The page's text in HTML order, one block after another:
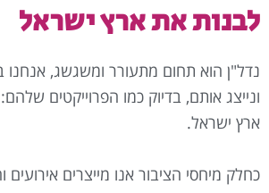
לבנות את ארץ ישראל
נדל"ן הוא תחום מתעורר ומשגשג, אנחנו
ונייצג אותם, בדיוק כמו הפרוייקטים
ארץ ישראל.
כחלק מיחסי הציבור אנו מייצרים